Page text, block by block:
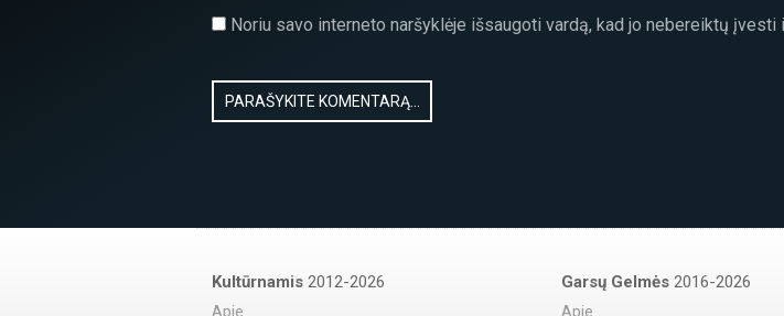
Noriu savo interneto naršyklėje išsaugoti vardą, kad jo nebereiktų
Kultūrnamis 2012-2026
Apie
Garsų Gelmės 2016-2026
Apie